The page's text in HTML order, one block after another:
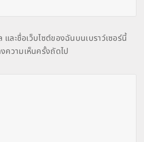
ละชื่อเว็บไซต์ของฉันบนเบราว์เซอร์นี้
ความเห็นครั้งถัดไป